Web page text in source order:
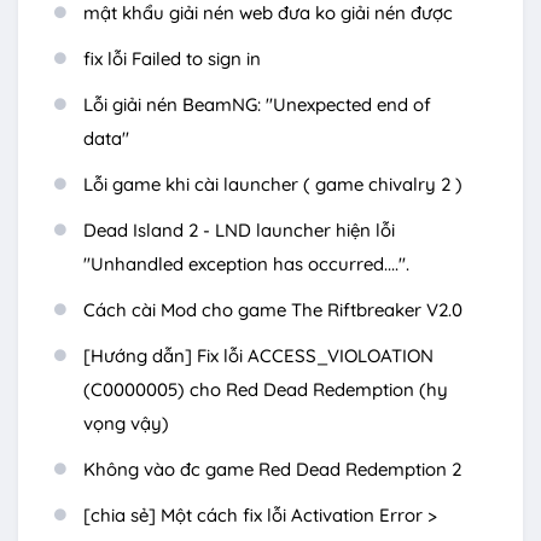
mật khẩu giải nén web đưa ko giải nén được
fix lỗi Failed to sign in
Lỗi giải nén BeamNG: "Unexpected end of
data"
Lỗi game khi cài launcher ( game chivalry 2 )
Dead Island 2 - LND launcher hiện lỗi
"Unhandled exception has occurred....".
Cách cài Mod cho game The Riftbreaker V2.0
[Hướng dẫn] Fix lỗi ACCESS_VIOLOATION
(C0000005) cho Red Dead Redemption (hy
vọng vậy)
Không vào đc game Red Dead Redemption 2
[chia sẻ] Một cách fix lỗi Activation Error >